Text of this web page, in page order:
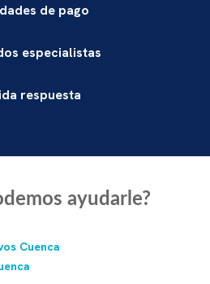
de pago
especialistas
respuesta
ayudarle?
Cuenca